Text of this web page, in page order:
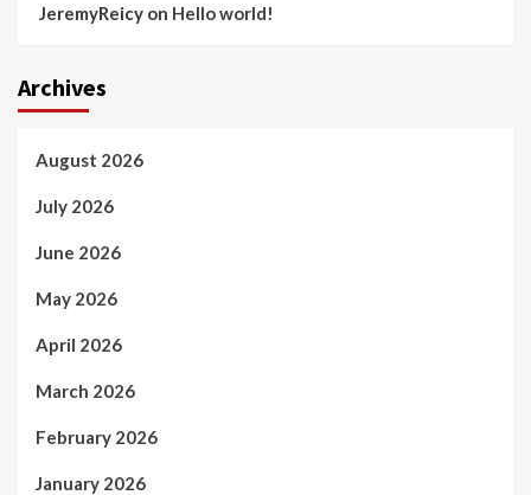
JeremyReicy on Hello world!
Archives
August 2026
July 2026
June 2026
May 2026
April 2026
March 2026
February 2026
January 2026